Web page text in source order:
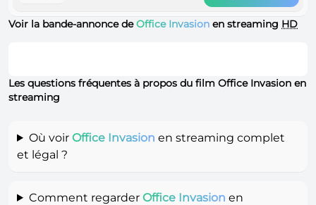
Voir la bande-annonce deOffice Invasion en streaming HD
Les questions fréquentes à propos du film Office Invasion en
streaming
Où voir Office Invasion en streaming complet
et légal ?
Comment regarder Office Invasion en